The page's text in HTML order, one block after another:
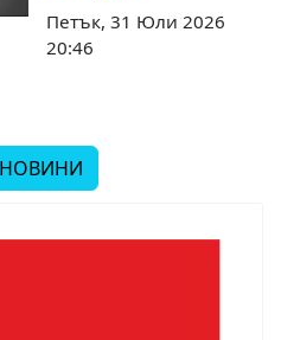
Петък, 31 Юли 2026
20:46